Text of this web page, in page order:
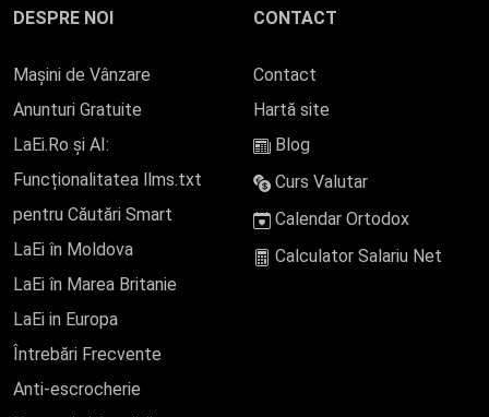
DESPRE NOI
Mașini de Vânzare
Anunturi Gratuite
LaEi.Ro și AI:
Funcționalitatea llms.txt
pentru Căutări Smart
LaEi în Moldova
LaEi în Marea Britanie
LaEi in Europa
Întrebări Frecvente
Anti-escrocherie
CONTACT
Contact
Hartă site
Blog
Curs Valutar
Calendar Ortodox
Calculator Salariu Net